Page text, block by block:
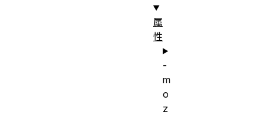
属
性
-
m
o
z